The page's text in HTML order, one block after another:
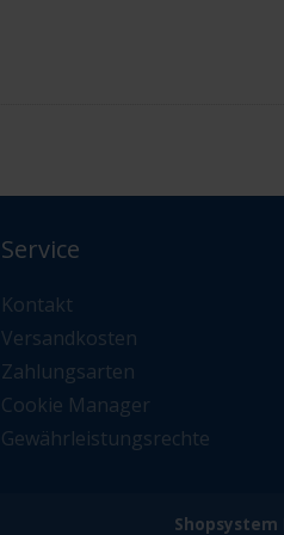
Service
Kontakt
Versandkosten
Zahlungsarten
Cookie Manager
Gewährleistungsrechte
Shopsystem